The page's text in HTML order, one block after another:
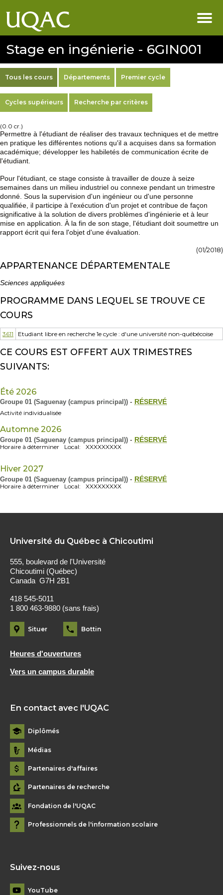
Stage en ingénierie - 6GIN001
Tous les cours Départements Premier cycle
Cycles supérieurs Recherche par critères
(0.0 cr.)
Permettre à l'étudiant de réaliser des travaux techniques et de mettre
en pratique les différentes notions qu'il a acquises dans sa formation
académique; développer les habiletés de communication écrite de
l'étudiant.
Pour l'étudiant, ce stage consiste à travailler de douze à seize
semaines dans un milieu industriel ou connexe pendant un trimestre
donné. Sous la supervision d'un ingénieur ou d'une personne
qualifiée, il participe à l'exécution d'un projet et contribue de façon
significative à la solution de divers problèmes d'ingénierie et à leur
mise en application. À la fin de son stage, l'étudiant doit soumettre un
rapport écrit qui fera l'objet d'une évaluation.
(01/2018)
APPARTENANCE DÉPARTEMENTALE
Sciences appliquées
PROGRAMME DANS LEQUEL SE TROUVE CE
COURS
3611 Etudiant libre en recherche 1e cycle : d'une université non-québécoise
CE COURS EST OFFERT AUX TRIMESTRES
SUIVANTS:
Été 2026
Groupe 01 (Saguenay (campus principal)) - RÉSERVÉ
Activité individualisée
Automne 2026
Groupe 01 (Saguenay (campus principal)) - RÉSERVÉ
Horaire à déterminer
Local: XXXXXXXXX
Hiver 2027
Groupe 01 (Saguenay (campus principal)) - RÉSERVÉ
Horaire à déterminer
Local: XXXXXXXXX
Université du Québec à Chicoutimi
555, boulevard de l'Université
Chicoutimi (Québec)
Canada G7H 2B1
418 545-5011
1 800 463-9880 (sans frais)
Situer Bottin
Heures d'ouvertures
Vers un campus durable
En contact avec l'UQAC
Diplômés
Médias
Partenaires d'affaires
Partenaires de recherche
Fondation de l'UQAC
Professionnels de l'information scolaire
Suivez-nous
YouTube